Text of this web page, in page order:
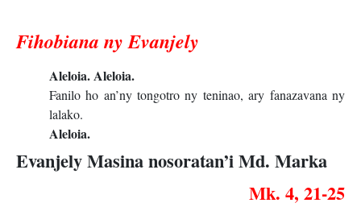
Fihobiana ny Evanjely
Aleloia. Aleloia.
Fanilo ho an’ny tongotro ny teninao, ary fanazavana ny
lalako.
Aleloia.
Evanjely Masina nosoratan’i Md. Marka
Mk. 4, 21-25